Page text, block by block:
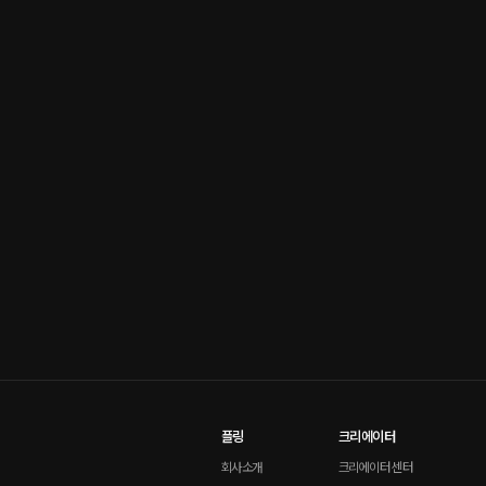
플링
회사소개
크리에이터
크리에이터 센터